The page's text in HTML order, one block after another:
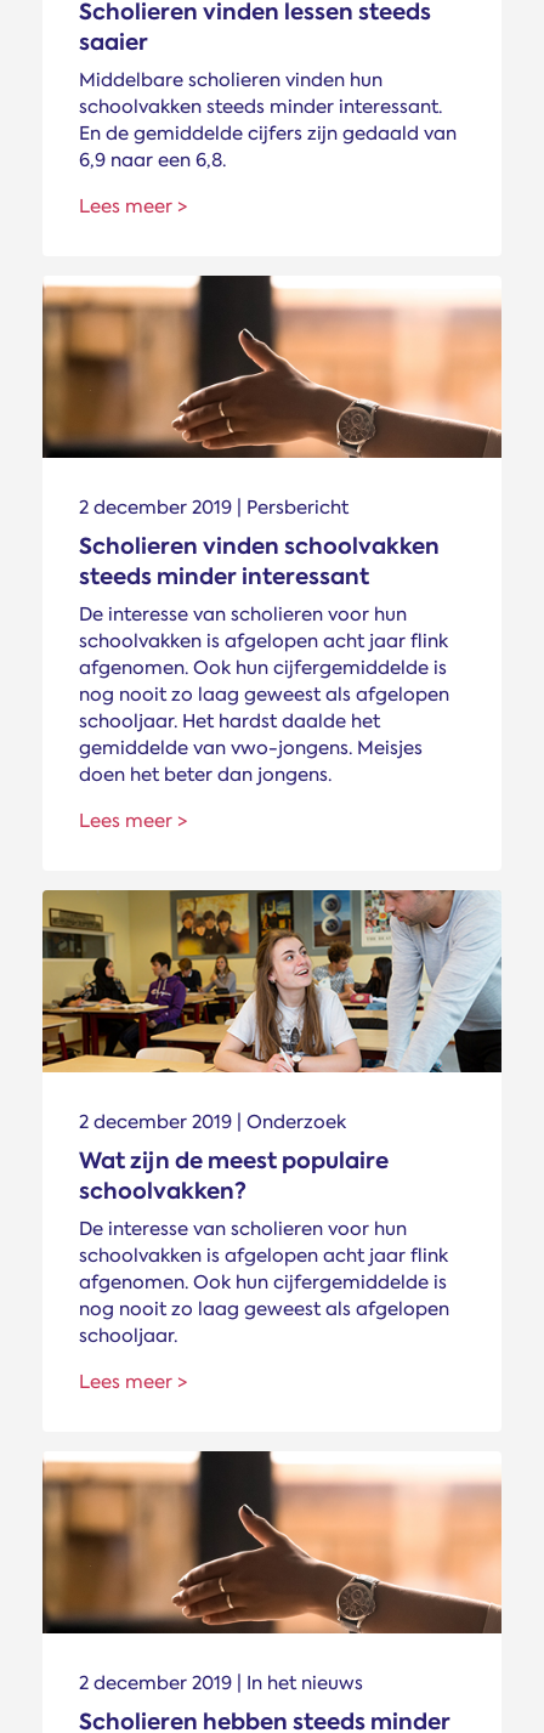
Scholieren vinden lessen steeds
saaier
Middelbare scholieren vinden hun
schoolvakken steeds minder interessant.
En de gemiddelde cijfers zijn gedaald van
6,9 naar een 6,8.
Lees meer >
2 december 2019 | Persbericht
Scholieren vinden school­vakken
steeds minder interessant
De interesse van scholieren voor hun
schoolvakken is afgelopen acht jaar flink
afgenomen. Ook hun cijfergemiddelde is
nog nooit zo laag geweest als afgelopen
schooljaar. Het hardst daalde het
gemiddelde van vwo-jongens. Meisjes
doen het beter dan jongens.
Lees meer >
2 december 2019 | Onderzoek
Wat zijn de meest populaire
school­vakken?
De interesse van scholieren voor hun
schoolvakken is afgelopen acht jaar flink
afgenomen. Ook hun cijfergemiddelde is
nog nooit zo laag geweest als afgelopen
schooljaar.
Lees meer >
2 december 2019 | In het nieuws
Scholieren hebben steeds minder